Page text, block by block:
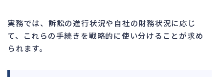
実務では、訴訟の進行状況や自社の財務状況に応じ
て、これらの手続きを戦略的に使い分けることが求め
られます。